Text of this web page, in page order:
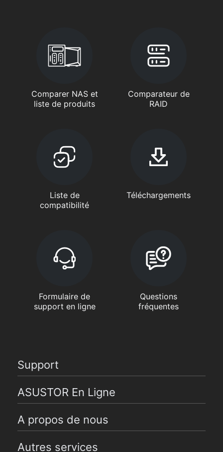
Comparer NAS et
liste de produits
Comparateur de
RAID
Liste de
compatibilité
Téléchargements
Formulaire de
support en ligne
Questions
fréquentes
Support
ASUSTOR En Ligne
A propos de nous
Autres services